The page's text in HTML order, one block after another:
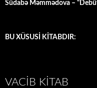
Südabə Məmmədova –
BU XÜSUSİ KİTABDIR:
VACIB KITAB